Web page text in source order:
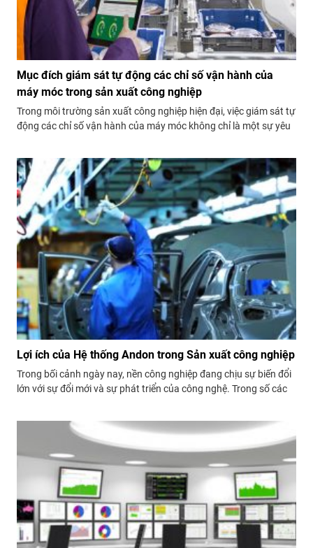
Mục đích giám sát tự động các chỉ số vận hành của
máy móc trong sản xuất công nghiệp
Trong môi trường sản xuất công nghiệp hiện đại, việc giám sát tự
động các chỉ số vận hành của máy móc không chỉ là một sự yêu
chất lượng sản xuất.
Lợi ích của Hệ thống Andon trong Sản xuất công nghiệp
Trong bối cảnh ngày nay, nền công nghiệp đang chịu sự biến đổi
lớn với sự đổi mới và sự phát triển của công nghệ. Trong số các
cụ quan trọng trong quản lý sản xuất, mang...